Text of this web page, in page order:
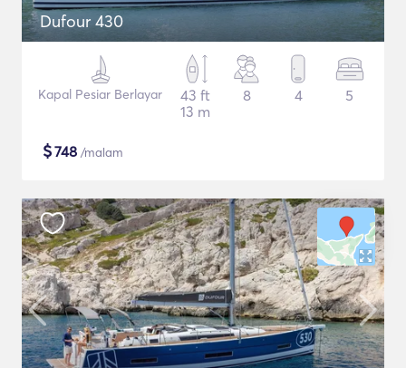
Dufour 430
Kapal Pesiar Berlayar
43 ft
13 m
8 4 5
$748 /malam